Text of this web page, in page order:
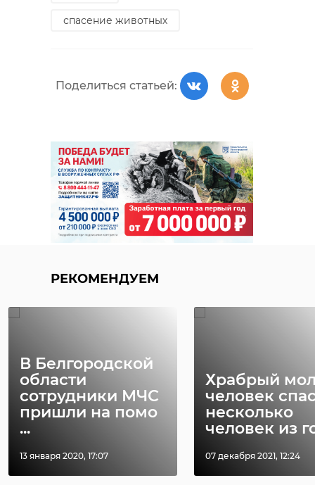
спасение животных
Поделиться статьей:
РЕКОМЕНДУЕМ
В Белгородской
области
сотрудники МЧС
пришли на помо
...
13 января 2020, 17:07
Храбрый
человек
несколько
человек из
07 декабря 2021, 12:24